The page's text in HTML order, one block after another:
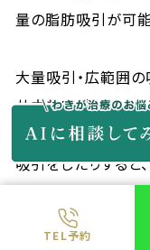
TEL予約
量の脂肪吸引が可能
大量吸引・広範囲
共立美容外科では
ません。1回の施
吸引をしたりすると
まいます。そのた
望する場合は、施